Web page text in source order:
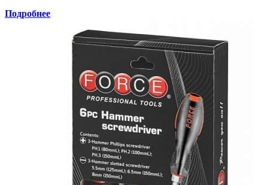
Подробнее